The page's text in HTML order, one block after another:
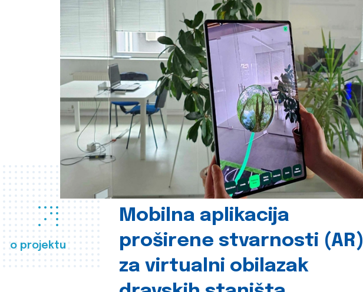
o projektu
Mobilna aplikacija
proširene stvarnosti (AR)
za virtualni obilazak